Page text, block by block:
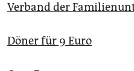
Verband der
Döner für 9 Euro